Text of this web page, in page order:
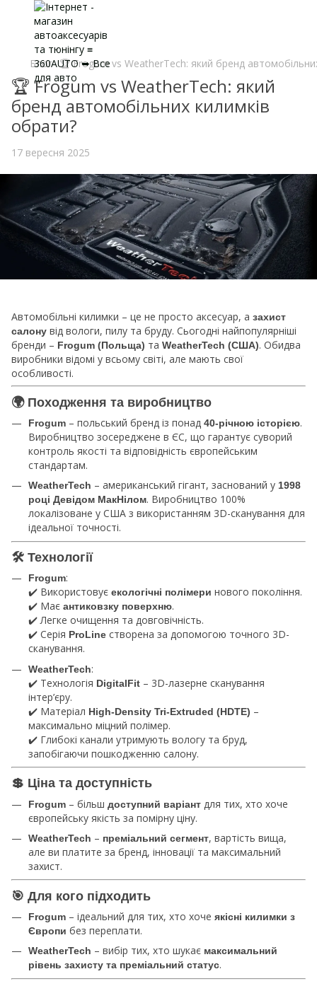
Блог 🏆 Frogum vs WeatherTech: який бренд
🏆 Frogum vs WeatherTech: який
бренд автомобільних килимків
обрати?
17 вересня 2025
Автомобільні килимки – це не просто аксесуар, а захист
салону від вологи, пилу та бруду. Сьогодні найпопулярніші
бренди – Frogum (Польща) та WeatherTech (США). Обидва
виробники відомі у всьому світі, але мають свої
особливості.
🌍 Походження та виробництво
Frogum – польський бренд із понад 40-річною історією.
Виробництво зосереджене в ЄС, що гарантує суворий
контроль якості та відповідність європейським
стандартам.
WeatherTech – американський гігант, заснований у 1998
році Девідом МакНілом. Виробництво 100%
локалізоване у США з використанням 3D-сканування для
ідеальної точності.
🛠️ Технології
Frogum:
✔️ Використовує екологічні полімери нового покоління.
✔️ Має антиковзку поверхню.
✔️ Легке очищення та довговічність.
✔️ Серія ProLine створена за допомогою точного 3D-
сканування.
WeatherTech:
✔️ Технологія DigitalFit – 3D-лазерне сканування
інтер’єру.
✔️ Матеріал High-Density Tri-Extruded (HDTE) –
максимально міцний полімер.
✔️ Глибокі канали утримують вологу та бруд,
запобігаючи пошкодженню салону.
💲 Ціна та доступність
Frogum – більш доступний варіант для тих, хто хоче
європейську якість за помірну ціну.
WeatherTech – преміальний сегмент, вартість вища,
але ви платите за бренд, інновації та максимальний
захист.
🎯 Для кого підходить
Frogum – ідеальний для тих, хто хоче якісні килимки з
Європи без переплати.
WeatherTech – вибір тих, хто шукає максимальний
рівень захисту та преміальний статус.